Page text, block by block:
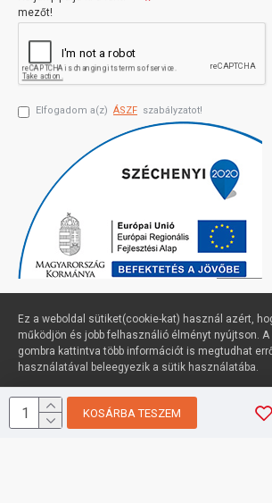
KOSÁRBA TESZEM
mezőt!
Elfogadom a(z) ÁSZF szabályzatot!
Profimuszaki.hu - exPanda ERP
Ez a weboldal sütiket(cookie-kat) használ azért,
működjön és jobb felhasználió élményt nyújtson.
gombra kattintva több információt is megtudhat
használatával beleegyezik a sütik használatába.
Süti beállítások